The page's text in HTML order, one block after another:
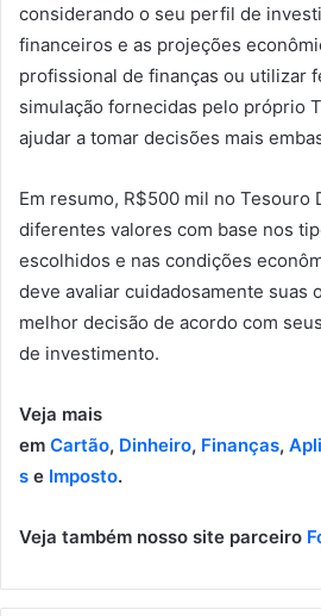
considerando o seu perfil de
financeiros e as projeções
profissional de finanças ou utilizar
simulação fornecidas pelo próprio
ajudar a tomar decisões mais
Em resumo, R$500 mil no
diferentes valores com base nos
escolhidos e nas condições
deve avaliar cuidadosamente suas
melhor decisão de acordo com
de investimento.
Veja mais
em Cartão, Dinheiro, Finanças,
s e Imposto.
Veja também nosso site parceiro